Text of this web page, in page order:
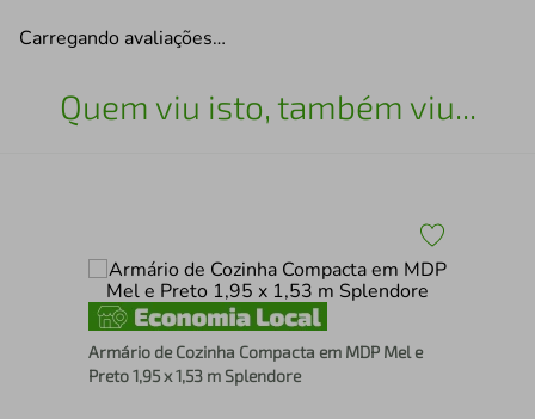
Carregando avaliações…
Quem viu isto, também viu...
Armário de Cozinha Compacta em MDP Mel e
Preto 1,95 x 1,53 m Splendore